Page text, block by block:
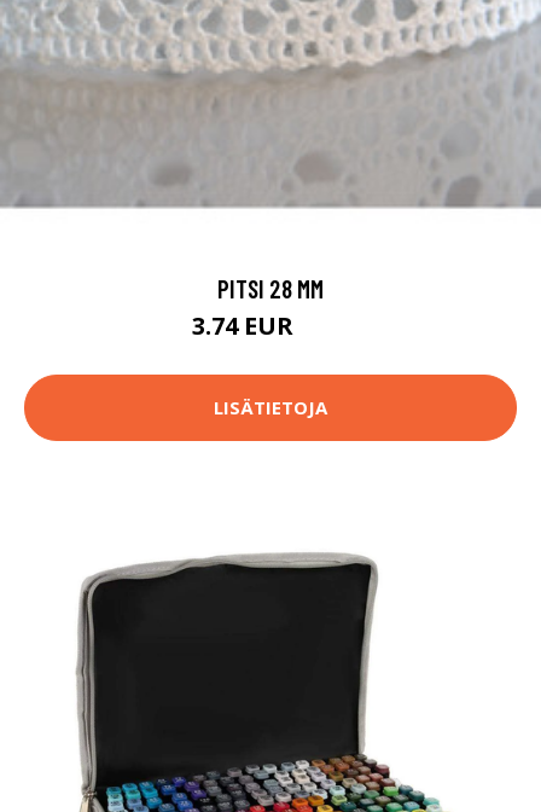
PITSI 28 MM
3.74 EUR
LISÄTIETOJA